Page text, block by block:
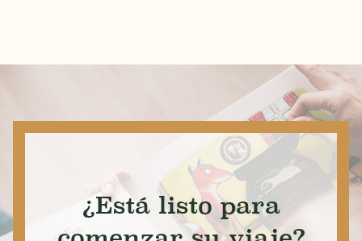
¿Está listo para